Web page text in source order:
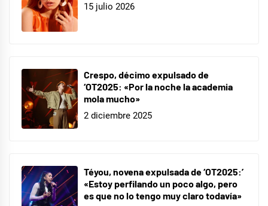
15 julio 2026
Crespo, décimo expulsado de
‘OT2025: «Por la noche la academia
mola mucho»
2 diciembre 2025
Téyou, novena expulsada de ‘OT2025:’
«Estoy perfilando un poco algo, pero
es que no lo tengo muy claro todavía»